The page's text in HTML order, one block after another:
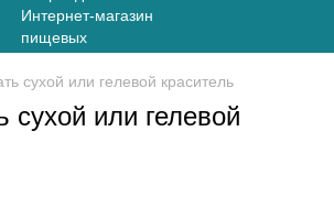
сухой или гелевой краситель
сухой или гелевой